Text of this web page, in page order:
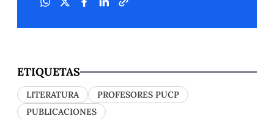
ETIQUETAS
LITERATURA
PROFESORES PUCP
PUBLICACIONES